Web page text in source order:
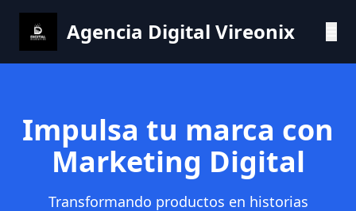
Agencia Digital Vireonix
Impulsa tu marca con
Marketing Digital
Transformando productos en historias